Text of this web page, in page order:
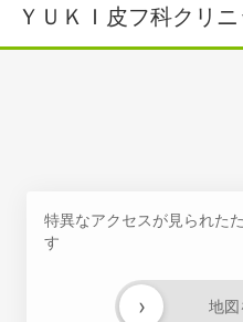
ＹＵＫＩ皮フ科クリニ
特異なアクセスが見られた
す
地
›